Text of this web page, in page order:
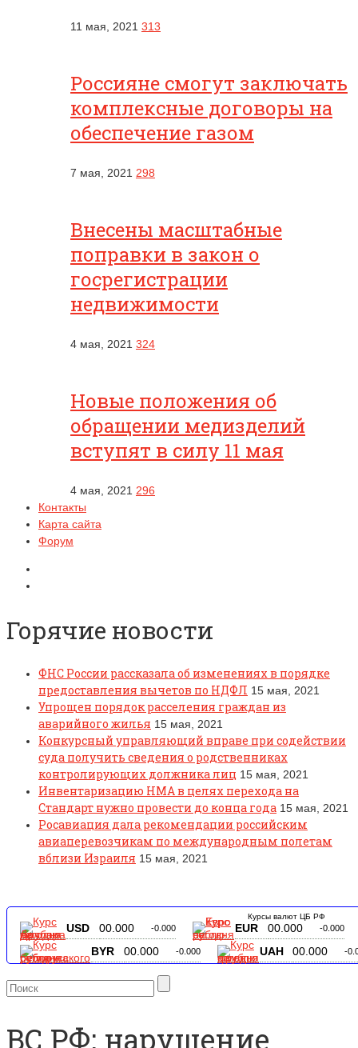
11 мая, 2021 313
Россияне смогут заключать
комплексные договоры на
обеспечение газом
7 мая, 2021 298
Внесены масштабные
поправки в закон о
госрегистрации
недвижимости
4 мая, 2021 324
Новые положения об
обращении медизделий
вступят в силу 11 мая
4 мая, 2021 296
Контакты
Карта сайта
Форум
Горячие новости
ФНС России рассказала об изменениях в порядке
предоставления вычетов по НДФЛ 15 мая, 2021
Упрощен порядок расселения граждан из
аварийного жилья 15 мая, 2021
Конкурсный управляющий вправе при содействии
суда получить сведения о родственниках
контролирующих должника лиц 15 мая, 2021
Инвентаризацию НМА в целях перехода на
Стандарт нужно провести до конца года 15 мая, 2021
Росавиация дала рекомендации российским
авиаперевозчикам по международным полетам
вблизи Израиля 15 мая, 2021
Курсы валют ЦБ РФ
USD 00.000 -0.000 EUR 00.000 -0.000
BYR 00.000 -0.000 UAH 00.000 -
ВС РФ: нарушение